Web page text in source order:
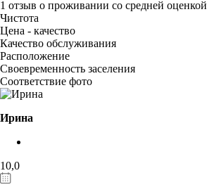
1 отзыв о проживании со средней оценкой
Чистота
Цена - качество
Качество обслуживания
Расположение
Своевременность заселения
Соответствие фото
Ирина
10,0